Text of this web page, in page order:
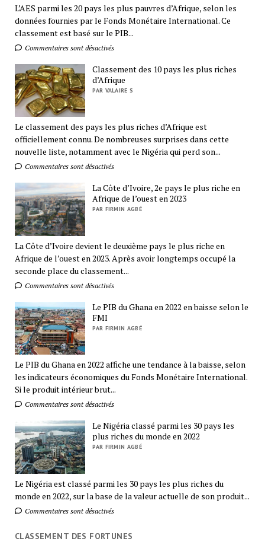
L’AES parmi les 20 pays les plus pauvres d’Afrique, selon les
données fournies par le Fonds Monétaire International. Ce
classement est basé sur le PIB...
Commentaires sont désactivés
Classement des 10 pays les plus riches
d’Afrique
PAR VALAIRE S
Le classement des pays les plus riches d’Afrique est
officiellement connu. De nombreuses surprises dans cette
nouvelle liste, notamment avec le Nigéria qui perd son...
Commentaires sont désactivés
La Côte d’Ivoire, 2e pays le plus riche en
Afrique de l’ouest en 2023
PAR FIRMIN AGBÉ
La Côte d’Ivoire devient le deuxième pays le plus riche en
Afrique de l’ouest en 2023. Après avoir longtemps occupé la
seconde place du classement...
Commentaires sont désactivés
Le PIB du Ghana en 2022 en baisse selon le
FMI
PAR FIRMIN AGBÉ
Le PIB du Ghana en 2022 affiche une tendance à la baisse, selon
les indicateurs économiques du Fonds Monétaire International.
Si le produit intérieur brut...
Commentaires sont désactivés
Le Nigéria classé parmi les 30 pays les
plus riches du monde en 2022
PAR FIRMIN AGBÉ
Le Nigéria est classé parmi les 30 pays les plus riches du
monde en 2022, sur la base de la valeur actuelle de son produit...
Commentaires sont désactivés
CLASSEMENT DES FORTUNES